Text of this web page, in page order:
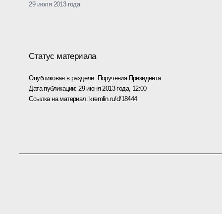
29 июля 2013 года
Статус материала
Опубликован в разделе: Поручения Президента
Дата публикации: 29 июня 2013 года, 12:00
Ссылка на материал:kremlin.ru/d/18444